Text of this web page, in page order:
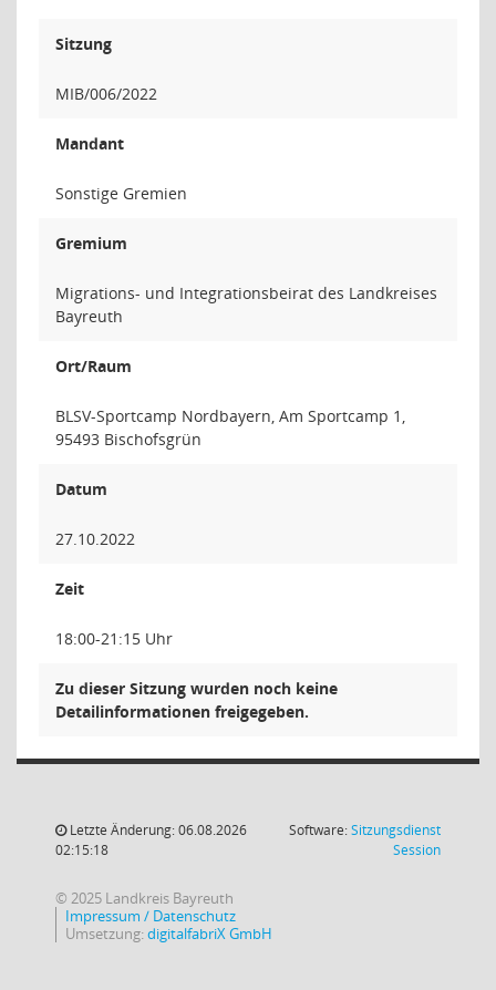
Sitzung
MIB/006/2022
Mandant
Sonstige Gremien
Gremium
Migrations- und Integrationsbeirat des Landkreises
Bayreuth
Ort/Raum
BLSV-Sportcamp Nordbayern, Am Sportcamp 1,
95493 Bischofsgrün
Datum
27.10.2022
Zeit
18:00-21:15 Uhr
Zu dieser Sitzung wurden noch keine
Detailinformationen freigegeben.
Letzte Änderung: 06.08.2026
02:15:18
Software:Sitzungsdienst
Session(Wird in
© 2025 Landkreis Bayreuth
Impressum / Datenschutz
Umsetzung:digitalfabriX GmbH